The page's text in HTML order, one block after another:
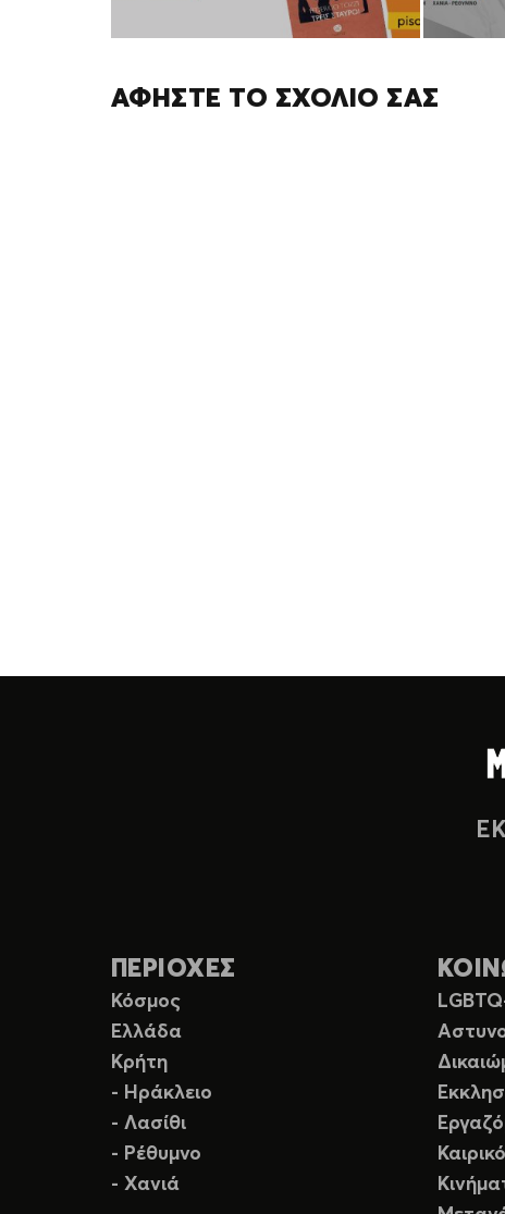
ΑΦΉΣΤΕ ΤΟ ΣΧΌΛΙΌ ΣΑΣ
ΠΕΡΙΟΧΕΣ
Κόσμος
Ελλάδα
Κρήτη
- Ηράκλειο
- Λασίθι
- Ρέθυμνο
- Χανιά